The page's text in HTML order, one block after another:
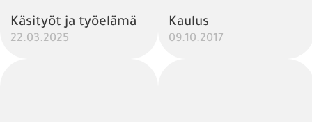
Käsityöt ja työelämä
22.03.2025
Kaulus
09.10.2017